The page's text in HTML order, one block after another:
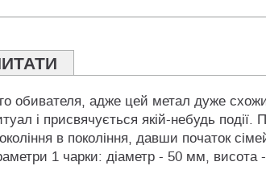
обивателя, адже цей метал дуже
і присвячується якій-небудь події.
в покоління, давши початок
1 чарки: діаметр - 50 мм,